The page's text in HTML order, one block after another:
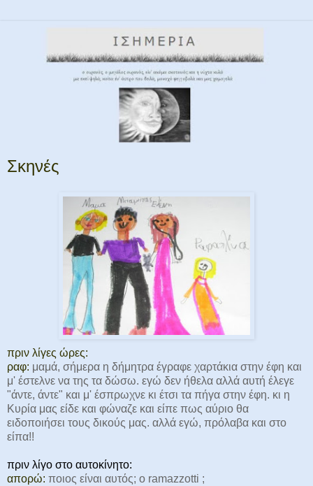
Σκηνές
πριν λίγες ώρες:
ραφ: μαμά, σήμερα η δήμητρα έγραφε χαρτάκια στην έφη και
μ' έστελνε να της τα δώσω. εγώ δεν ήθελα αλλά αυτή έλεγε
"άντε, άντε" και μ' έσπρωχνε κι έτσι τα πήγα στην έφη. κι η
Κυρία μας είδε και φώναζε και είπε πως αύριο θα
ειδοποιήσει τους δικούς μας. αλλά εγώ, πρόλαβα και στο
είπα!!
πριν λίγο στο αυτοκίνητο:
απορώ: ποιος είναι αυτός; ο ramazzotti ;